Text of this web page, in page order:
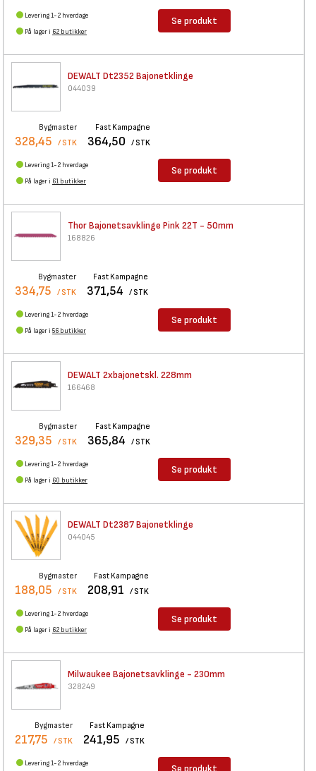
Levering 1-2 hverdage
På lager i 62 butikker
Se produkt
DEWALT Dt2352 Bajonetklinge
044039
Bygmaster
328,45 / STK
Fast Kampagne
364,50 / STK
Levering 1-2 hverdage
På lager i 61 butikker
Se produkt
Thor Bajonetsavklinge Pink 22T - 50mm
168826
Bygmaster
334,75 / STK
Fast Kampagne
371,54 / STK
Levering 1-2 hverdage
På lager i 56 butikker
Se produkt
DEWALT 2xbajonetskl. 228mm
166468
Bygmaster
329,35 / STK
Fast Kampagne
365,84 / STK
Levering 1-2 hverdage
På lager i 60 butikker
Se produkt
DEWALT Dt2387 Bajonetklinge
044045
Bygmaster
188,05 / STK
Fast Kampagne
208,91 / STK
Levering 1-2 hverdage
På lager i 62 butikker
Se produkt
Milwaukee Bajonetsavklinge - 230mm
328249
Bygmaster
217,75 / STK
Fast Kampagne
241,95 / STK
Levering 1-2 hverdage Se produkt